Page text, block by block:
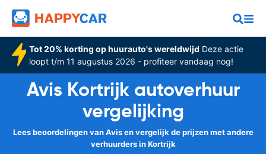
Tot 20% korting op huurauto's wereldwijd Deze actie
loopt t/m 11 augustus 2026 - profiteer vandaag nog!
Avis Kortrijk autoverhuur
vergelijking
Lees beoordelingen van Avis en vergelijk de prijzen met andere
verhuurders in Kortrijk